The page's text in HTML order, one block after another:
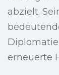
abzielt.
erneuerte